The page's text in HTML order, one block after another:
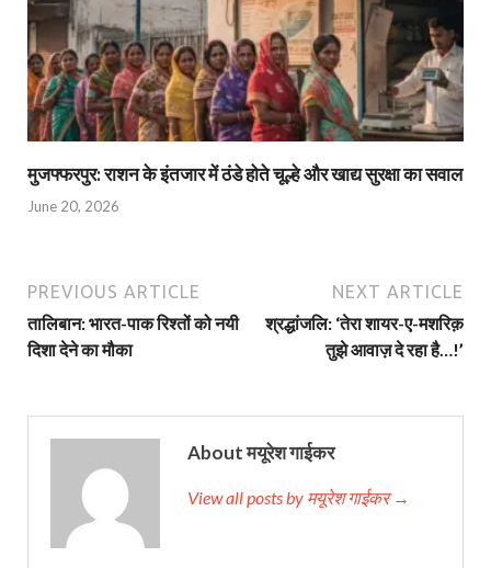
मुजफ्फरपुर: राशन के इंतजार में ठंडे होते चूल्हे और खाद्य सुरक्षा का सवाल
June 20, 2026
PREVIOUS ARTICLE
तालिबान: भारत-पाक रिश्तों को नयी
दिशा देने का मौका
NEXT ARTICLE
श्रद्धांजलि: ‘तेरा शायर-ए-मशरिक़
तुझे आवाज़ दे रहा है…!’
About मयूरेश गाईकर
View all posts by मयूरेश गाईकर →